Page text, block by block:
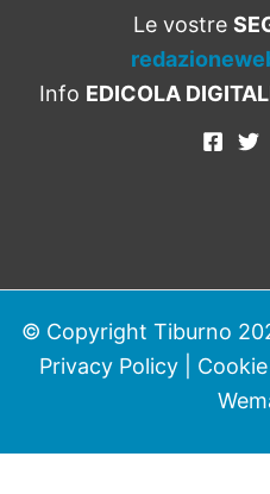
Le vostre
Info EDICOLA
© Copyright Tiburno
Privacy Policy|